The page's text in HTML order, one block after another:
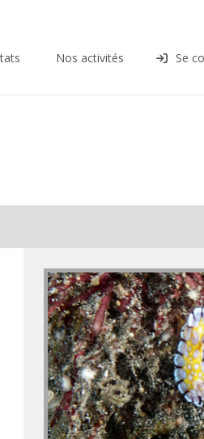
Nos activités Se